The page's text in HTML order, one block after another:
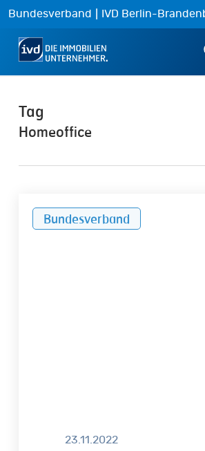
Skip
main
Bundesverband | IVD Berlin-
Tag
Homeoffice
häusliche
Bundesverband
23.11.2022